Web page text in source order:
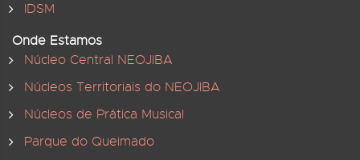
IDSM
Onde Estamos
Núcleo Central NEOJIBA
Núcleos Territoriais do NEOJIBA
Núcleos de Prática Musical
Parque do Queimado